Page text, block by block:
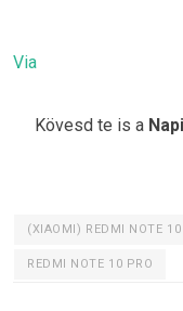
Via
Kövesd te is a
(XIAOMI) REDMI NOTE 10
REDMI NOTE 10 PRO